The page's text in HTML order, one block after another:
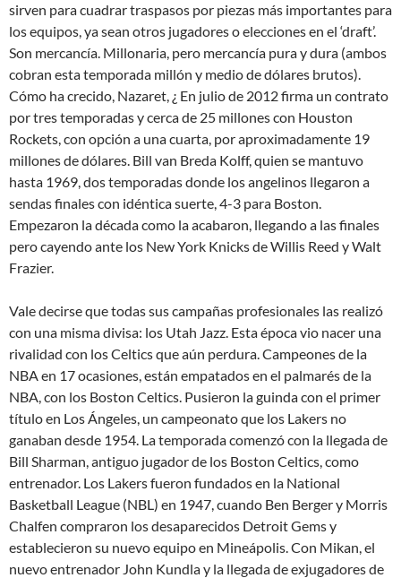
sirven para cuadrar traspasos por piezas más importantes para
los equipos, ya sean otros jugadores o elecciones en el ‘draft’.
Son mercancía. Millonaria, pero mercancía pura y dura (ambos
cobran esta temporada millón y medio de dólares brutos).
Cómo ha crecido, Nazaret, ¿ En julio de 2012 firma un contrato
por tres temporadas y cerca de 25 millones con Houston
Rockets, con opción a una cuarta, por aproximadamente 19
millones de dólares. Bill van Breda Kolff, quien se mantuvo
hasta 1969, dos temporadas donde los angelinos llegaron a
sendas finales con idéntica suerte, 4-3 para Boston.
Empezaron la década como la acabaron, llegando a las finales
pero cayendo ante los New York Knicks de Willis Reed y Walt
Frazier.
Vale decirse que todas sus campañas profesionales las realizó
con una misma divisa: los Utah Jazz. Esta época vio nacer una
rivalidad con los Celtics que aún perdura. Campeones de la
NBA en 17 ocasiones, están empatados en el palmarés de la
NBA, con los Boston Celtics. Pusieron la guinda con el primer
título en Los Ángeles, un campeonato que los Lakers no
ganaban desde 1954. La temporada comenzó con la llegada de
Bill Sharman, antiguo jugador de los Boston Celtics, como
entrenador. Los Lakers fueron fundados en la National
Basketball League (NBL) en 1947, cuando Ben Berger y Morris
Chalfen compraron los desaparecidos Detroit Gems y
establecieron su nuevo equipo en Mineápolis. Con Mikan, el
nuevo entrenador John Kundla y la llegada de exjugadores de